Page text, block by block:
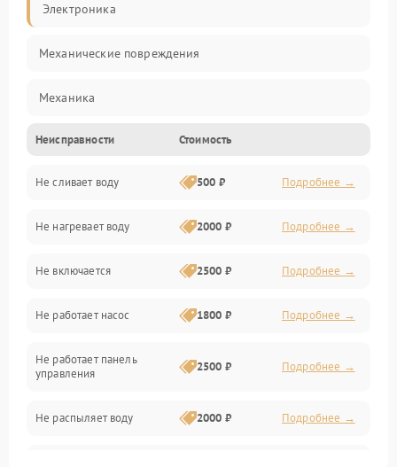
Электроника
Механические повреждения
Механика
Управление
Электропитание
Датчики
Нагрев
Вода
Гигиена
Программное обеспечение
Неисправности Стоимость
Не сливает воду 500 ₽ Подробнее →
Не нагревает воду 2000 ₽ Подробнее →
Не включается 2500 ₽ Подробнее →
Не работает насос 1800 ₽ Подробнее →
Не работает панель
управления
2500 ₽ Подробнее →
Не распыляет воду 2000 ₽ Подробнее →